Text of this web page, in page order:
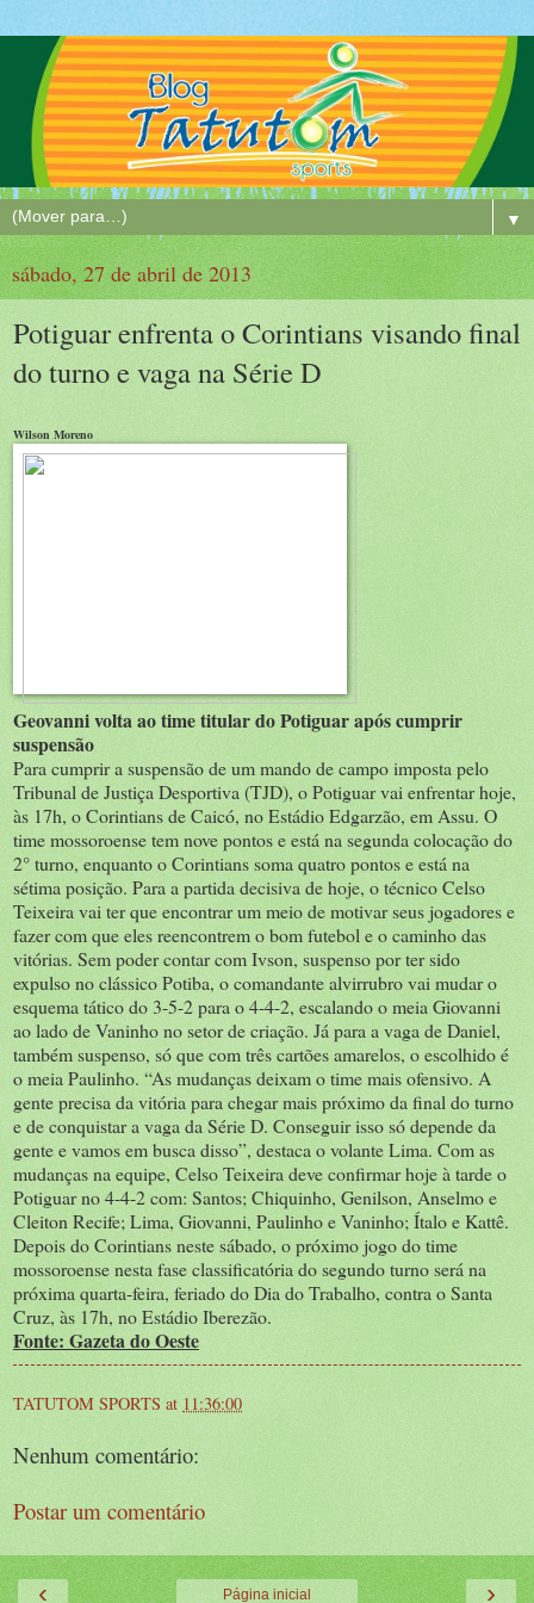
▼
sábado, 27 de abril de 2013
Potiguar enfrenta o Corintians visando final
do turno e vaga na Série D
Wilson Moreno
Geovanni volta ao time titular do Potiguar após cumprir
suspensão
Para cumprir a suspensão de um mando de campo imposta pelo
Tribunal de Justiça Desportiva (TJD), o Potiguar vai enfrentar hoje,
às 17h, o Corintians de Caicó, no Estádio Edgarzão, em Assu. O
time mossoroense tem nove pontos e está na segunda colocação do
2° turno, enquanto o Corintians soma quatro pontos e está na
sétima posição. Para a partida decisiva de hoje, o técnico Celso
Teixeira vai ter que encontrar um meio de motivar seus jogadores e
fazer com que eles reencontrem o bom futebol e o caminho das
vitórias. Sem poder contar com Ivson, suspenso por ter sido
expulso no clássico Potiba, o comandante alvirrubro vai mudar o
esquema tático do 3-5-2 para o 4-4-2, escalando o meia Giovanni
ao lado de Vaninho no setor de criação. Já para a vaga de Daniel,
também suspenso, só que com três cartões amarelos, o escolhido é
o meia Paulinho. “As mudanças deixam o time mais ofensivo. A
gente precisa da vitória para chegar mais próximo da final do turno
e de conquistar a vaga da Série D. Conseguir isso só depende da
gente e vamos em busca disso”, destaca o volante Lima. Com as
mudanças na equipe, Celso Teixeira deve confirmar hoje à tarde o
Potiguar no 4-4-2 com: Santos; Chiquinho, Genilson, Anselmo e
Cleiton Recife; Lima, Giovanni, Paulinho e Vaninho; Ítalo e Kattê.
Depois do Corintians neste sábado, o próximo jogo do time
mossoroense nesta fase classificatória do segundo turno será na
próxima quarta-feira, feriado do Dia do Trabalho, contra o Santa
Cruz, às 17h, no Estádio Iberezão.
Fonte: Gazeta do Oeste
TATUTOM SPORTS at 11:36:00
Nenhum comentário:
Postar um comentário
‹ ›
Página inicial